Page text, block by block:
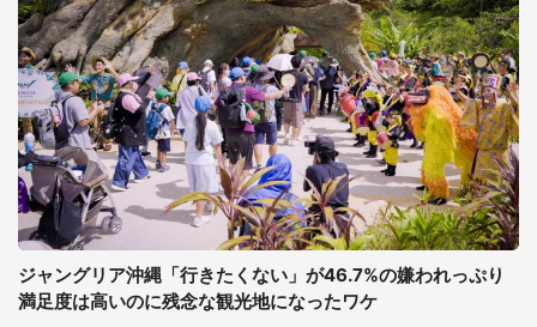
ジャングリア沖縄「行きたくない」が46.7%の嫌われっぷり
満足度は高いのに残念な観光地になったワケ